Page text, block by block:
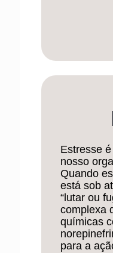
Estresse
nosso
Quando
está sob
“lutar ou
complexa
químicas
para a